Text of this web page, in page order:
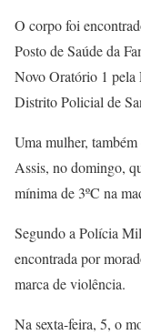
O corpo foi
Posto de Saúde da
Novo Oratório 1 pela
Distrito Policial de
Uma mulher,
Assis, no domingo,
mínima de 3ºC na
Segundo a Polícia
encontrada por
marca de violência.
Na sexta-feira, 5, o